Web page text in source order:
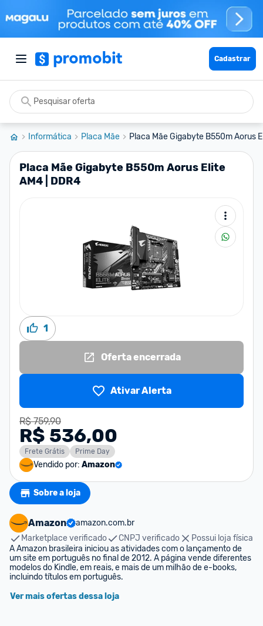
Cadastrar
Informática Placa Mãe Placa Mãe Gigabyte B550m Aorus
Placa Mãe Gigabyte B550m Aorus Elite
AM4 | DDR4
1
Oferta encerrada
Ativar Alerta
R$ 759,90
R$ 536,00
Frete Grátis Prime Day
Vendido por: Amazon
Sobre a loja
Amazon
amazon.com.br
Marketplace verificado
CNPJ verificado
Possui loja física
A Amazon brasileira iniciou as atividades com o lançamento de
um site em português no final de 2012. A página vende diferentes
modelos do Kindle, em reais, e mais de um milhão de e-books,
incluindo títulos em português.
Ver mais ofertas dessa loja